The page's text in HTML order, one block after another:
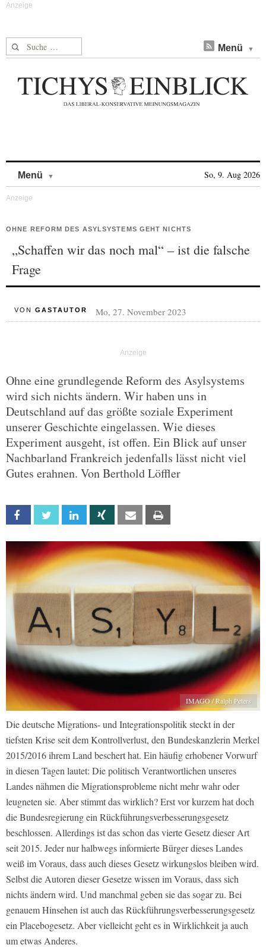
Suche nach: Menü
Menü So, 9. Aug 2026
OHNE REFORM DES ASYLSYSTEMS GEHT NICHTS
„Schaffen wir das noch mal“ – ist die falsche
Frage
VON GASTAUTOR Mo, 27. November 2023
Ohne eine grundlegende Reform des Asylsystems
wird sich nichts ändern. Wir haben uns in
Deutschland auf das größte soziale Experiment
unserer Geschichte eingelassen. Wie dieses
Experiment ausgeht, ist offen. Ein Blick auf unser
Nachbarland Frankreich jedenfalls lässt nicht viel
Gutes erahnen. Von Berthold Löffler
Facebook Twitter Linkedin Xing Email
IMAGO / Ralph Peters
Die deutsche Migrations- und Integrationspolitik steckt in der
tiefsten Krise seit dem Kontrollverlust, den Bundeskanzlerin Merkel
2015/2016 ihrem Land beschert hat. Ein häufig erhobener Vorwurf
in diesen Tagen lautet: Die politisch Verantwortlichen unseres
Landes nähmen die Migrationsprobleme nicht mehr wahr oder
leugneten sie. Aber stimmt das wirklich? Erst vor kurzem hat doch
die Bundesregierung ein Rückführungsverbesserungsgesetz
beschlossen. Allerdings ist das schon das vierte Gesetz dieser Art
seit 2015. Jeder nur halbwegs informierte Bürger dieses Landes
weiß im Voraus, dass auch dieses Gesetz wirkungslos bleiben wird.
Selbst die Autoren dieser Gesetze wissen im Voraus, dass sich
nichts ändern wird. Und manchmal geben sie das sogar zu. Bei
genauem Hinsehen ist auch das Rückführungsverbesserungsgesetz
ein Placebogesetz. Aber vielleicht geht es in Wirklichkeit ja auch
um etwas Anderes.